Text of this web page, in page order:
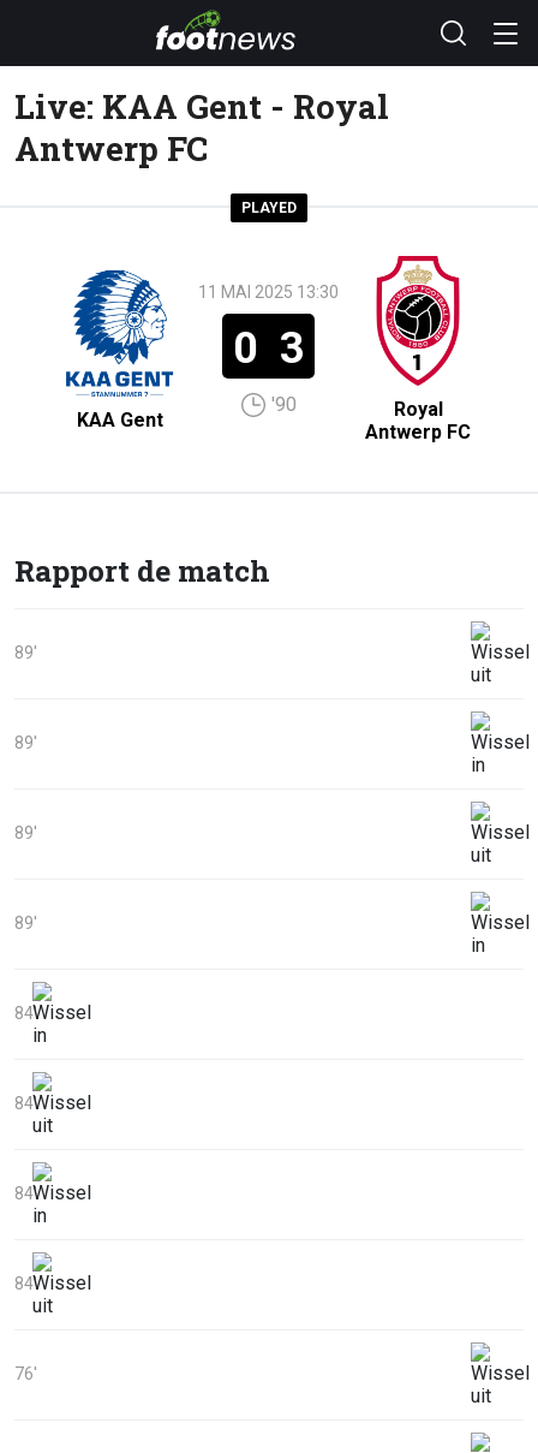
Live: KAA Gent - Royal
Antwerp FC
PLAYED
KAA Gent
11 MAI 2025 13:30
0 3
'90
Royal
Antwerp FC
Rapport de match
89'
89'
89'
89'
84'
84'
84'
84'
76'